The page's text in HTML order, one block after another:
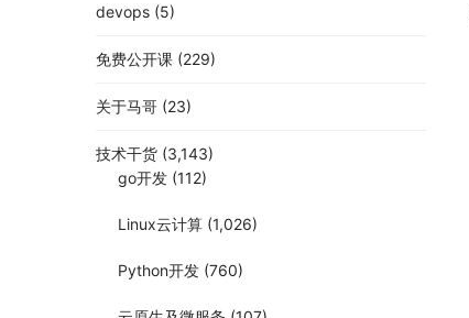
devops (5)
免费公开课 (229)
关于马哥 (23)
技术干货 (3,143)
go开发 (112)
Linux云计算 (1,026)
Python开发 (760)